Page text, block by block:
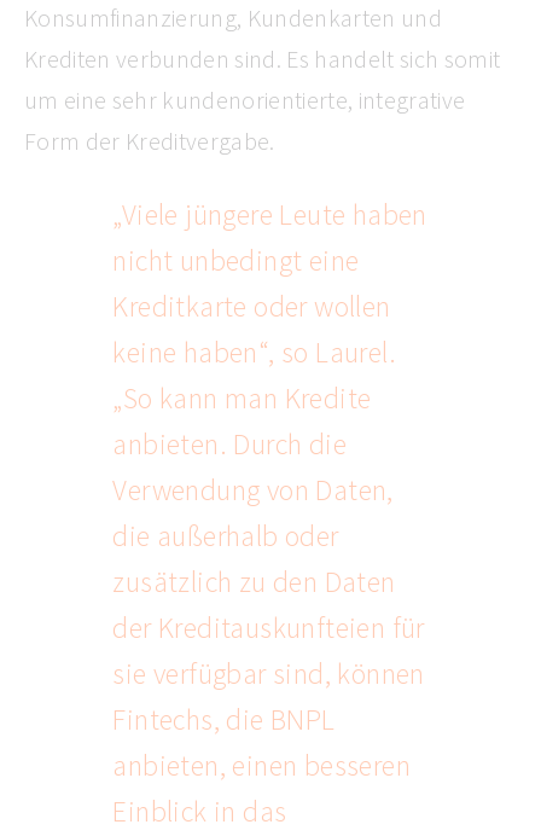
Konsumfinanzierung, Kundenkarten und
Krediten verbunden sind. Es handelt sich somit
um eine sehr kundenorientierte, integrative
Form der Kreditvergabe.
„Viele jüngere Leute haben
nicht unbedingt eine
Kreditkarte oder wollen
keine haben“, so Laurel.
„So kann man Kredite
anbieten. Durch die
Verwendung von Daten,
die außerhalb oder
zusätzlich zu den Daten
der Kreditauskunfteien für
sie verfügbar sind, können
Fintechs, die BNPL
anbieten, einen besseren
Einblick in das